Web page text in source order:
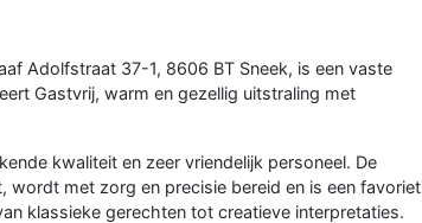
Adolfstraat 37-1, 8606 BT Sneek, is een vaste
Gastvrij, warm en gezellig uitstraling met
kwaliteit en zeer vriendelijk personeel. De
met zorg en precisie bereid en is een favoriet
klassieke gerechten tot creatieve interpretaties.